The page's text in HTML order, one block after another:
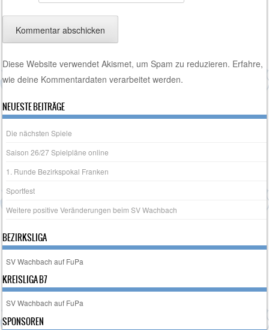
Diese Website verwendet Akismet, um Spam zu reduzieren. Erfahre,
wie deine Kommentardaten verarbeitet werden.
NEUESTE BEITRÄGE
Die nächsten Spiele
Saison 26/27 Spielpläne online
1. Runde Bezirkspokal Franken
Sportfest
Weitere positive Veränderungen beim SV Wachbach
BEZIRKSLIGA
SV Wachbach auf FuPa
KREISLIGA B7
SV Wachbach auf FuPa
SPONSOREN